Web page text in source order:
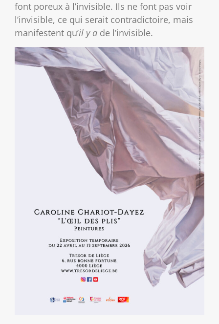
font poreux à l’invisible. Ils ne font pas voir
l’invisible, ce qui serait contradictoire, mais
manifestent qu’il y a de l’invisible.